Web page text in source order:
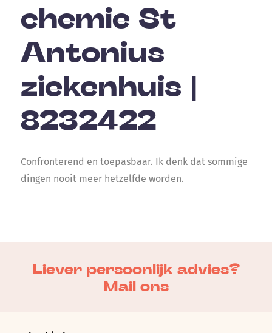
chemie St
Antonius
ziekenhuis |
8232422
Confronterend en toepasbaar. Ik denk dat sommige
dingen nooit meer hetzelfde worden.
Liever persoonlijk advies?
Mail ons